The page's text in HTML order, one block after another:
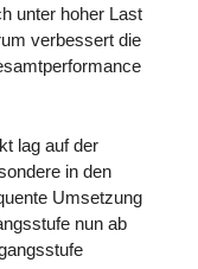
unter hoher Last
verbessert die
lag auf der
in den
Umsetzung
nun ab